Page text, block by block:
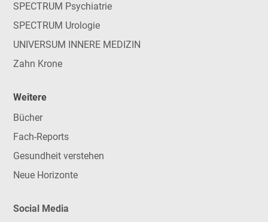
SPECTRUM Psychiatrie
SPECTRUM Urologie
UNIVERSUM INNERE MEDIZIN
Zahn Krone
Weitere
Bücher
Fach-Reports
Gesundheit verstehen
Neue Horizonte
Social Media